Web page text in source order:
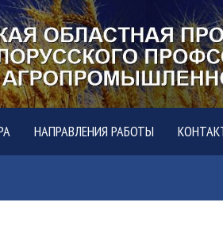
НАПРАВЛЕНИЯ РАБОТЫ